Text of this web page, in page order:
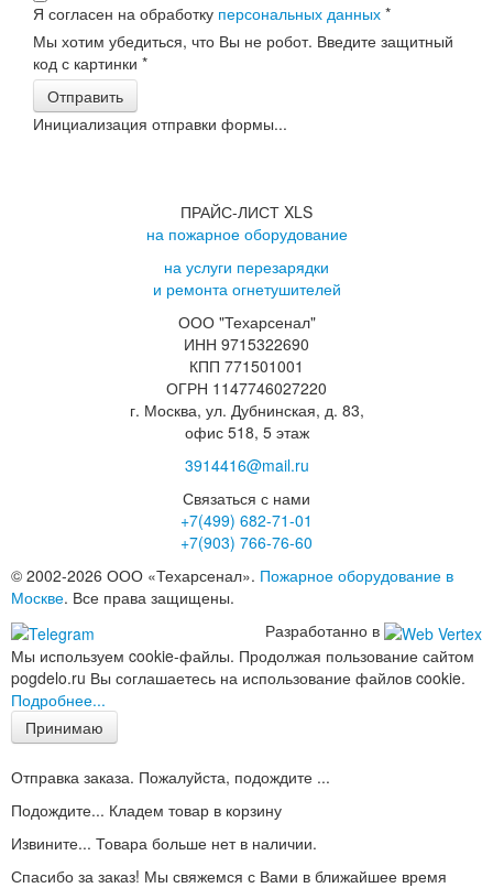
Я согласен на обработку персональных данных *
Мы хотим убедиться, что Вы не робот. Введите защитный
код с картинки *
Отправить
Инициализация отправки формы...
ПРАЙС-ЛИСТ XLS
на пожарное оборудование
на услуги перезарядки
и ремонта огнетушителей
ООО "Техарсенал"
ИНН 9715322690
КПП 771501001
ОГРН 1147746027220
г. Москва, ул. Дубнинская, д. 83,
офис 518, 5 этаж
3914416@mail.ru
Связаться с нами
+7(499) 682-71-01
+7(903) 766-76-60
© 2002-2026 ООО «Техарсенал». Пожарное оборудование в
Москве. Все права защищены.
Разработанно в
Мы используем cookie-файлы. Продолжая пользование сайтом
pogdelo.ru Вы соглашаетесь на использование файлов cookie.
Подробнее...
Принимаю
Отправка заказа. Пожалуйста, подождите ...
Подождите... Кладем товар в корзину
Извините... Товара больше нет в наличии.
Спасибо за заказ! Мы свяжемся с Вами в ближайшее время